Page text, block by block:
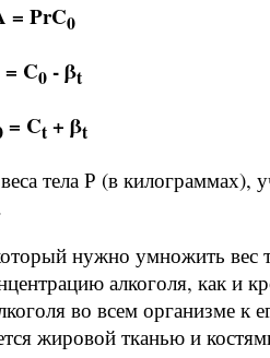
= PrC0
= C0- βt
= Ct+ βt
тела Р (в
нужно умножить вес
алкоголя, как и
во всем организме к
жировой тканью и